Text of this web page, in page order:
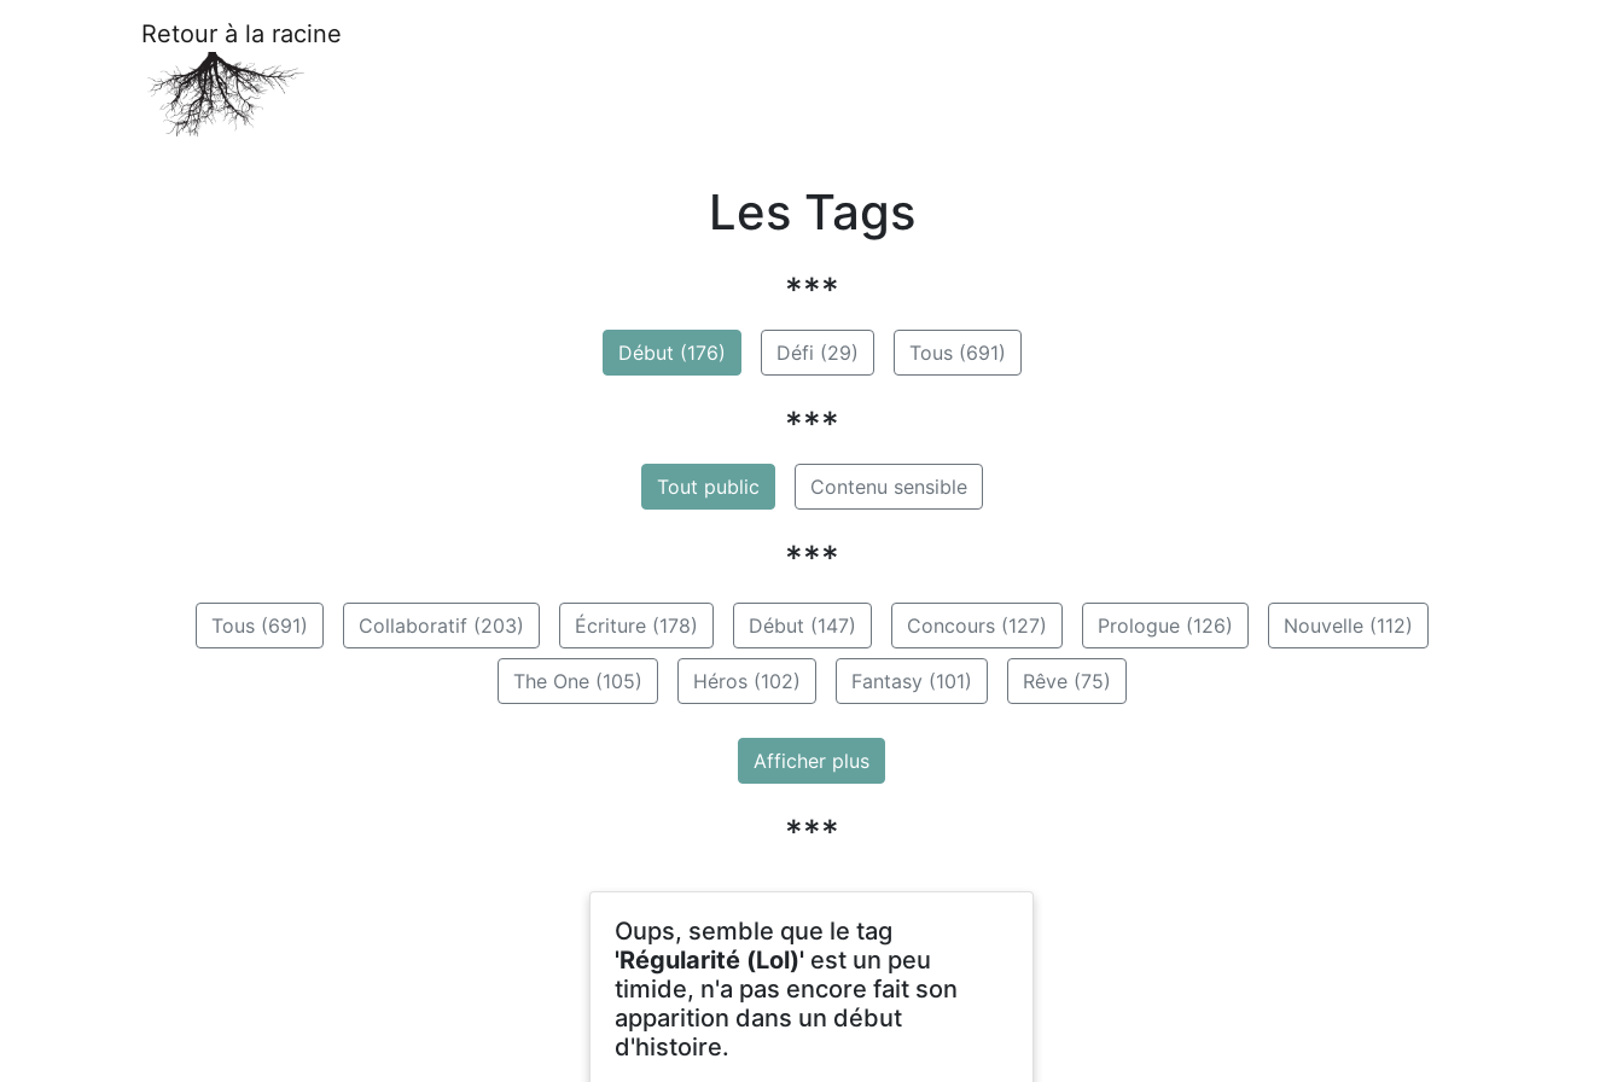
Retour à la racine
Les Tags
***
Début (176) Défi (29) Tous (691)
***
Tout public Contenu sensible
***
Tous (691) Collaboratif (203) Écriture (178) Début (147) Concours (127) Prologue (126) Nouvelle (112)
The One (105) Héros (102) Fantasy (101) Rêve (75)
Afficher plus
***
Oups, semble que le tag
'Régularité (Lol)' est un peu
timide, n'a pas encore fait son
apparition dans un début
d'histoire.